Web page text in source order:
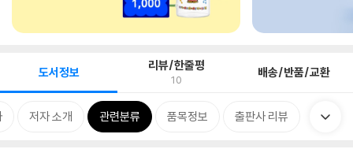
도서정보 리뷰/한줄평
10 배송/반품/교환
저자 소개 관련분류 품목정보 출판사 리뷰